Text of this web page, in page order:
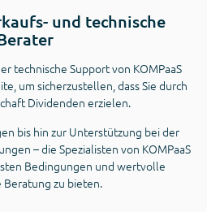
und technische
technische Support von KOMPaaS
um sicherzustellen, dass Sie durch
Dividenden erzielen.
bis hin zur Unterstützung bei der
– die Spezialisten von KOMPaaS
Bedingungen und wertvolle
Beratung zu bieten.